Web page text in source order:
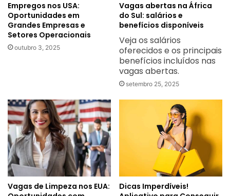
Empregos nos USA:
Oportunidades em
Grandes Empresas e
Setores Operacionais
outubro 3, 2025
Vagas abertas na África
do Sul: salários e
benefícios disponíveis
Veja os salários
oferecidos e os principais
benefícios incluídos nas
vagas abertas.
setembro 25, 2025
Vagas de Limpeza nos EUA:
Dicas Imperdíveis!